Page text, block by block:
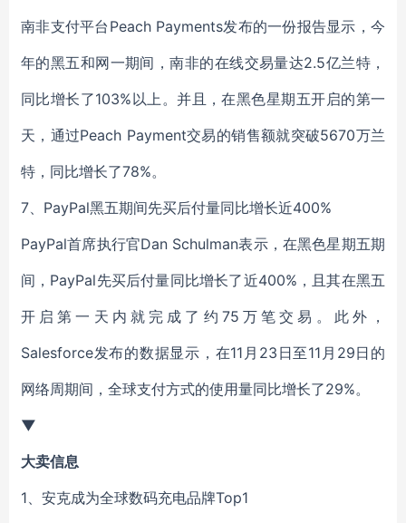
南非支付平台Peach Payments发布的一份报告显示，今
年的黑五和网一期间，南非的在线交易量达2.5亿兰特，
同比增长了103%以上。并且，在黑色星期五开启的第一
天，通过Peach Payment交易的销售额就突破5670万兰
特，同比增长了78%。
7、PayPal黑五期间先买后付量同比增长近400%
PayPal首席执行官Dan Schulman表示，在黑色星期五期
间，PayPal先买后付量同比增长了近400%，且其在黑五
开启第一天内就完成了约75万笔交易。此外，
Salesforce发布的数据显示，在11月23日至11月29日的
网络周期间，全球支付方式的使用量同比增长了29%。
▼
大卖信息
1、安克成为全球数码充电品牌Top1